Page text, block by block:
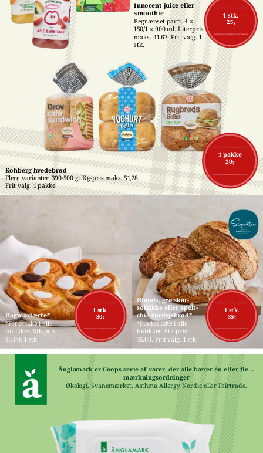
1 pakke
20,-
Kohberg hvedebrød
Flere varianter. 390-500 g. Kg-pris maks. 51,28.
Frit valg. 1 pakke
1 stk.
25,-
Innocent juice eller
smoothie
Begrænset parti. 4 x
150/1 x 900 ml. Literpris
maks. 41,67. Frit valg. 1
stk.
1 stk.
30,-
Dagmartærte*
*Føres ikke i alle
butikker. Stk-pris
30,00. 1 stk.
1 stk.
35,-
Ølands, græskar-
solsikke eller spelt-
chia surdejsbrød*
*Findes ikke i alle
butikker. Stk-pris
35,00. Frit valg. 1 stk.
Änglamark er Coops serie af varer, der alle bærer én eller flere
mærkningsordninger
Økologi, Svanemærket, Asthma Allergy Nordic eller Fairtrade.